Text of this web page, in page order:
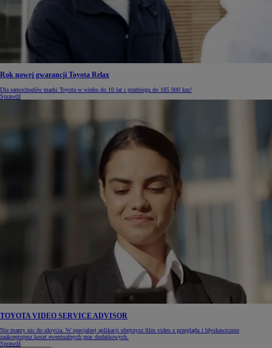
Rok nowej gwarancji Toyota Relax
Dla samochodów marki Toyota w wieku do 10 lat i przebiegu do 185 000 km!
Sprawdź
TOYOTA VIDEO SERVICE ADVISOR
Nie mamy nic do ukrycia. W specjalnej aplikacji obejrzysz film video z przeglądu i błyskawicznie
zaakceptujesz koszt ewentualnych prac dodatkowych.
Sprawdź